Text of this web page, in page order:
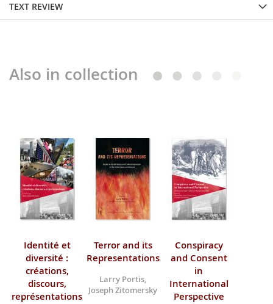
TEXT REVIEW
Also in collection
Identité et
diversité :
créations,
discours,
représentations
Terror and its
Representations
Larry Portis,
Joseph Zitomersky
Conspiracy
and Consent
in
International
Perspective